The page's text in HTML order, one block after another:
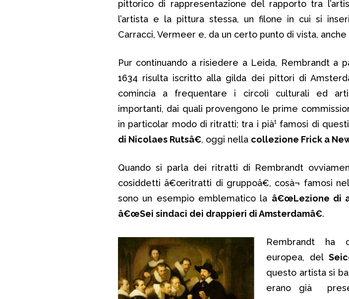
pittorico di rappresentazione del rapporto tra
l’artista e la pittura stessa, un filone in cui si
Carracci, Vermeer e, da un certo punto di vista, anche
Pur continuando a risiedere a Leida, Rembrandt a
1634 risulta iscritto alla gilda dei pittori di
comincia a frequentare i circoli culturali ed
importanti, dai quali provengono le prime
in particolar modo di ritratti; tra i pià¹ famosi di
di Nicolaes Rutsâ€, oggi nella collezione Frick a
Quando si parla dei ritratti di Rembrandt
cosiddetti â€œritratti di gruppoâ€, cosà¬ famosi
sono un esempio emblematico la â€œLezione di
â€œSei sindaci dei drappieri di Amsterdamâ€.
Rembrandt ha
europea, del
questo artista si
erano già